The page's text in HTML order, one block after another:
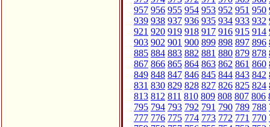
957 956 955 954 953 952 951 950
939 938 937 936 935 934 933 932
921 920 919 918 917 916 915 914
903 902 901 900 899 898 897 896
885 884 883 882 881 880 879 878
867 866 865 864 863 862 861 860
849 848 847 846 845 844 843 842
831 830 829 828 827 826 825 824
813 812 811 810 809 808 807 806
795 794 793 792 791 790 789 788
777 776 775 774 773 772 771 770